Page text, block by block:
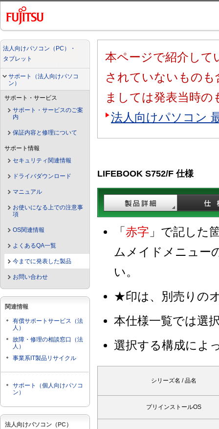
法人向けパソコン（PC）・
タブレット
サポート（法人向けパソコ
ン）
サポート・サービス
サポート・サービスのご案
内
保証内容と修理について
サポート情報
セキュリティ関連情報
ドライバダウンロード
マニュアル
お使いになる上での注意事
項
OS関連情報
よくあるQA一覧
今までに発表した製品
お問い合わせ
関連情報
有償サポートサービス（法
人）
故障・修理の相談窓口（法
人）
事業系IT製品リサイクル
サポート（個人向けパソコ
ン）
法人向けパソコン（PC）
本ページで紹介して
されていないもの
ましては発表当時の
法人向けパソコン
LIFEBOOK S752/F 仕様
「 赤字 」で記した
ムメイドメニュー
い。
★印は、別売りの
本仕様一覧では選
選択する構成によ
シリーズ名 / 品名
プリインストールOS